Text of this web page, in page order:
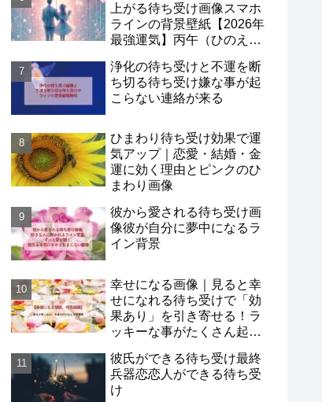
上がる待ち受け画像スマホ
ラインの背景壁紙【2026年
最強運気】丙午（ひのえう
浄化の待ち受けと不運を断
ち切る待ち受け嫌な事が起
こらない連絡が来る
ひまわり待ち受け効果で運
気アップ｜恋愛・結婚・金
運に効く理由とピンクのひ
まわり画像
彼から愛される待ち受け画
像彼が自分に夢中になるラ
イン背景
幸せになる画像｜見ると幸
せになれる待ち受けで「効
果あり」を引き寄せる！ラ
ッキーな事がたくさん起こ
彼氏ができる待ち受け最終
兵器恋恋人ができる待ち受
け